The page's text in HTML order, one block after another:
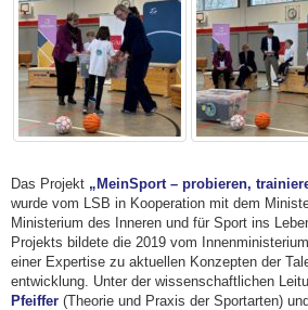
Das Projekt „MeinSport – probieren,
wurde vom LSB in Kooperation mit dem
Ministerium des Inneren und für Sport ins
Projekts bildete die 2019 vom
einer Expertise zu aktuellen Konzepten der
entwicklung. Unter der wissenschaftlichen
Pfeiffer (Theorie und Praxis der Sportarten)